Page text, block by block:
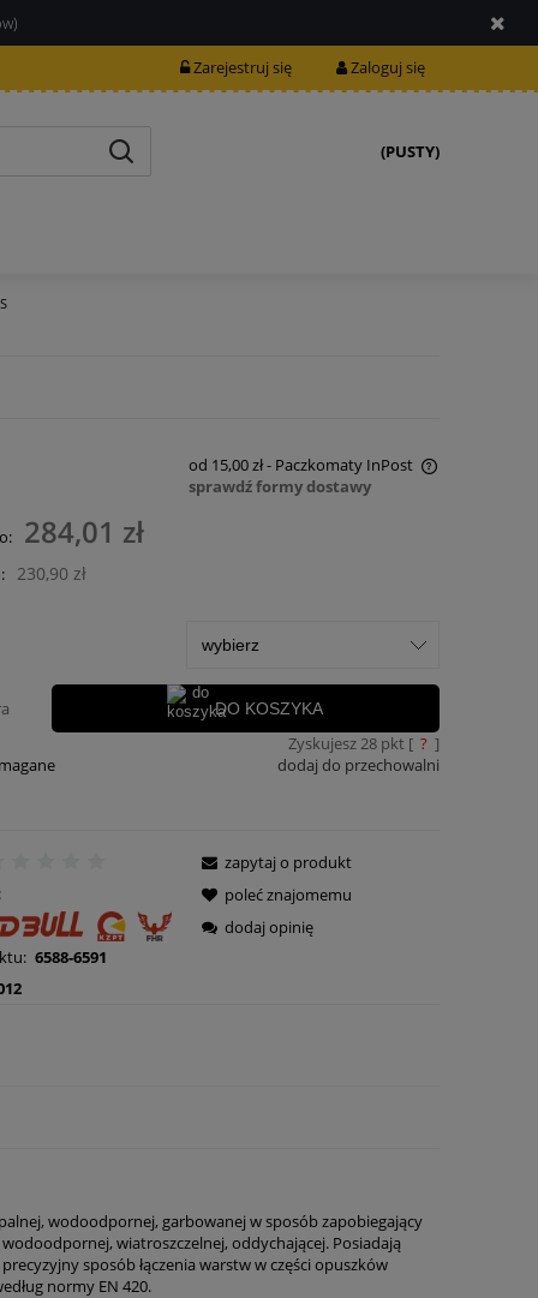
Zarejestruj się Zaloguj się
(PUSTY)
od 15,00 zł- Paczkomaty InPost
Cena nie zawiera ewentualnych kosztów
płatności
sprawdź formy dostawy
284,01 zł
230,90 zł
DO KOSZYKA
Zyskujesz28pkt [ ? ]
dodaj do przechowalni
6588-6591
zapytaj o produkt
poleć znajomemu
dodaj opinię
wodoodpornej, garbowanej w sposób zapobiegający
wiatroszczelnej, oddychającej. Posiadają
sposób łączenia warstw w części opuszków
normy EN 420.